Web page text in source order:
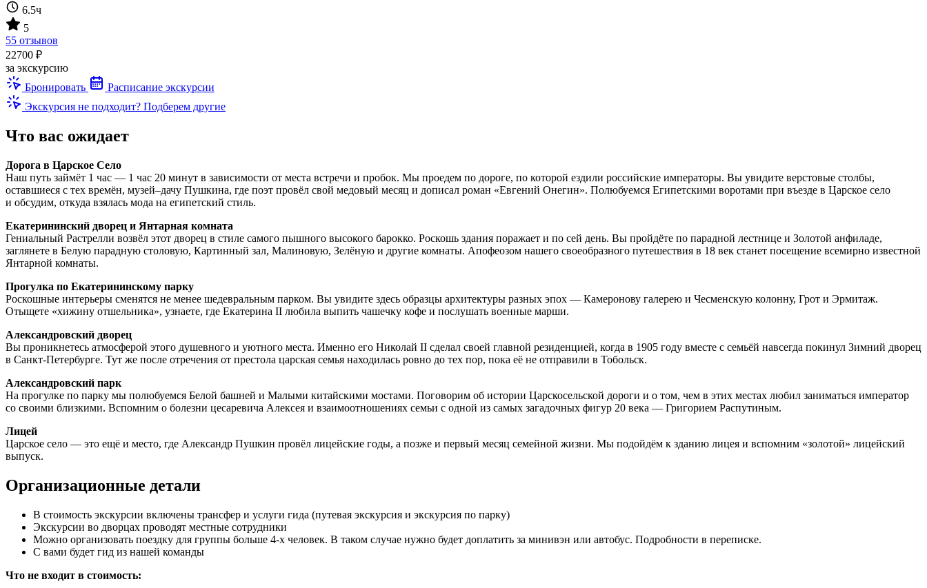
6.5ч
5
55 отзывов
22700 ₽
за экскурсию
Бронировать
Расписание экскурсии
Экскурсия не подходит? Подберем другие
Что вас ожидает
Дорога в Царское Село
Наш путь займёт 1 час — 1 час 20 минут в зависимости от места встречи и пробок. Мы проедем по дороге, по которой ездили российские императоры. Вы увидите верстовые столбы,
оставшиеся с тех времён, музей–дачу Пушкина, где поэт провёл свой медовый месяц и дописал роман «Евгений Онегин». Полюбуемся Египетскими воротами при въезде в Царское село
и обсудим, откуда взялась мода на египетский стиль.
Екатерининский дворец и Янтарная комната
Гениальный Растрелли возвёл этот дворец в стиле самого пышного высокого барокко. Роскошь здания поражает и по сей день. Вы пройдёте по парадной лестнице и Золотой анфиладе,
заглянете в Белую парадную столовую, Картинный зал, Малиновую, Зелёную и другие комнаты. Апофеозом нашего своеобразного путешествия в 18 век станет посещение всемирно известной
Янтарной комнаты.
Прогулка по Екатерининскому парку
Роскошные интерьеры сменятся не менее шедевральным парком. Вы увидите здесь образцы архитектуры разных эпох — Камеронову галерею и Чесменскую колонну, Грот и Эрмитаж.
Отыщете «хижину отшельника», узнаете, где Екатерина II любила выпить чашечку кофе и послушать военные марши.
Александровский дворец
Вы проникнетесь атмосферой этого душевного и уютного места. Именно его Николай II сделал своей главной резиденцией, когда в 1905 году вместе с семьёй навсегда покинул Зимний дворец
в Санкт-Петербурге. Тут же после отречения от престола царская семья находилась ровно до тех пор, пока её не отправили в Тобольск.
Александровский парк
На прогулке по парку мы полюбуемся Белой башней и Малыми китайскими мостами. Поговорим об истории Царскосельской дороги и о том, чем в этих местах любил заниматься император
со своими близкими. Вспомним о болезни цесаревича Алексея и взаимоотношениях семьи с одной из самых загадочных фигур 20 века — Григорием Распутиным.
Лицей
Царское село — это ещё и место, где Александр Пушкин провёл лицейские годы, а позже и первый месяц семейной жизни. Мы подойдём к зданию лицея и вспомним «золотой» лицейский
выпуск.
Организационные детали
В стоимость экскурсии включены трансфер и услуги гида (путевая экскурсия и экскурсия по парку)
Экскурсии во дворцах проводят местные сотрудники
Можно организовать поездку для группы больше 4-х человек. В таком случае нужно будет доплатить за минивэн или автобус. Подробности в переписке.
С вами будет гид из нашей команды
Что не входит в стоимость: